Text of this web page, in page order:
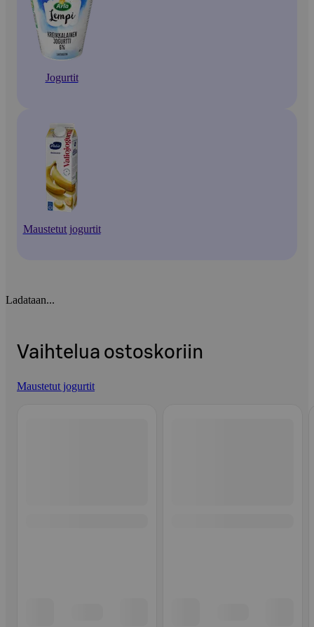
Jogurtit
Maustetut jogurtit
Ladataan...
Vaihtelua ostoskoriin
Maustetut jogurtit